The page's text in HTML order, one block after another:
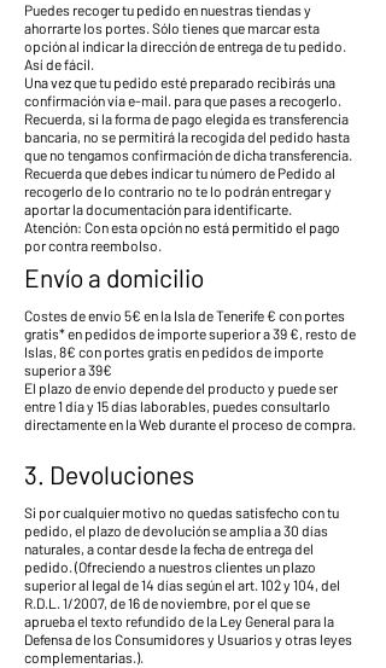
Puedes recoger tu pedido en nuestras tiendas y
ahorrarte los portes. Sólo tienes que marcar esta
opción al indicar la dirección de entrega de tu pedido.
Así de fácil.
Una vez que tu pedido esté preparado recibirás una
confirmación vía e-mail. para que pases a recogerlo.
Recuerda, si la forma de pago elegida es transferencia
bancaria, no se permitirá la recogida del pedido hasta
que no tengamos confirmación de dicha transferencia.
Recuerda que debes indicar tu número de Pedido al
recogerlo de lo contrario no te lo podrán entregar y
aportar la documentación para identificarte.
Atención: Con esta opción no está permitido el pago
por contra reembolso.
Envío a domicilio
Costes de envío 5€ en la Isla de Tenerife € con portes
gratis* en pedidos de importe superior a 39 €, resto de
Islas, 8€ con portes gratis en pedidos de importe
superior a 39€
El plazo de envío depende del producto y puede ser
entre 1 día y 15 días laborables, puedes consultarlo
directamente en la Web durante el proceso de compra.
3. Devoluciones
Si por cualquier motivo no quedas satisfecho con tu
pedido, el plazo de devolución se amplía a 30 días
naturales, a contar desde la fecha de entrega del
pedido. (Ofreciendo a nuestros clientes un plazo
superior al legal de 14 días según el art. 102 y 104, del
R.D.L. 1/2007, de 16 de noviembre, por el que se
aprueba el texto refundido de la Ley General para la
Defensa de los Consumidores y Usuarios y otras leyes
complementarias.).